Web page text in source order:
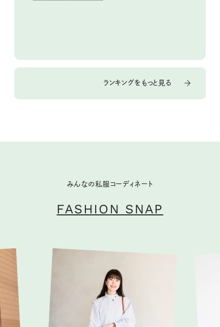
ランキングをもっと見る
みんなの私服コーディネート
FASHION SNAP